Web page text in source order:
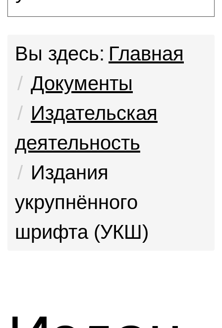
Вы здесь: Главная
Документы
Издательская
деятельность
Издания
укрупнённого
шрифта (УКШ)